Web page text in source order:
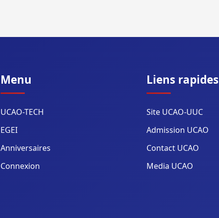
Menu
UCAO-TECH
EGEI
Anniversaires
Connexion
Liens rapides
Site UCAO-UUC
Admission UCAO
Contact UCAO
Media UCAO